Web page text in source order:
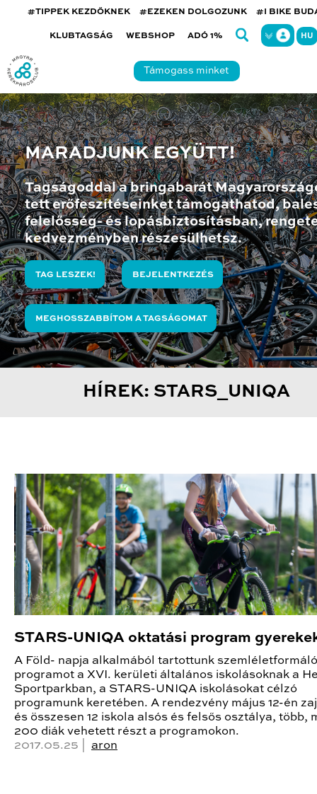
#TIPPEK KEZDŐKNEK #EZEKEN DOLGOZUNK #I BIKE
KLUBTAGSÁG WEBSHOP ADÓ 1% HU
Támogass minket
MARADJUNK EGYÜTT!
Tagságoddal a bringabarát
tett erőfeszítéseinket támogathatod,
felelősség- és lopásbiztosításban,
kedvezményben részesülhetsz.
TAG LESZEK! BEJELENTKEZÉS
MEGHOSSZABBÍTOM A TAGSÁGOMAT
HÍREK: STARS_UNIQA
STARS-UNIQA oktatási program
A Föld- napja alkalmából tartottunk szemléletformáló
programot a XVI. kerületi általános iskolásoknak a
Sportparkban, a STARS-UNIQA iskolásokat célzó
programunk keretében. A rendezvény május 12-én
és összesen 12 iskola alsós és felsős osztálya, több,
200 diák vehetett részt a programokon.
2017.05.25 | aron